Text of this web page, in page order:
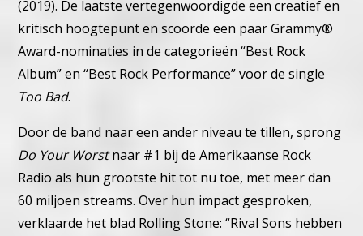
(2019). De laatste vertegenwoordigde een creatief en
kritisch hoogtepunt en scoorde een paar Grammy®
Award-nominaties in de categorieën “Best Rock
Album” en “Best Rock Performance” voor de single
Too Bad.
Door de band naar een ander niveau te tillen, sprong
Do Your Worstnaar #1 bij de Amerikaanse Rock
Radio als hun grootste hit tot nu toe, met meer dan
60 miljoen streams. Over hun impact gesproken,
verklaarde het blad Rolling Stone: “Rival Sons hebben